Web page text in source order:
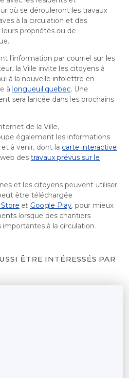
où se dérouleront les travaux
à la circulation et des
leurs propriétés ou de
l’information par courriel sur les
la Ville invite les citoyens à
à la nouvelle infolettre en
à longueuil.quebec. Une
sera lancée dans les prochains
de la Ville,
également les informations
à venir, dont la carte interactive
des travaux prévus sur le
et les citoyens peuvent utiliser
être téléchargée
et Google Play, pour mieux
lorsque des chantiers
à la circulation.
ÊTRE INTÉRESSÉS PAR